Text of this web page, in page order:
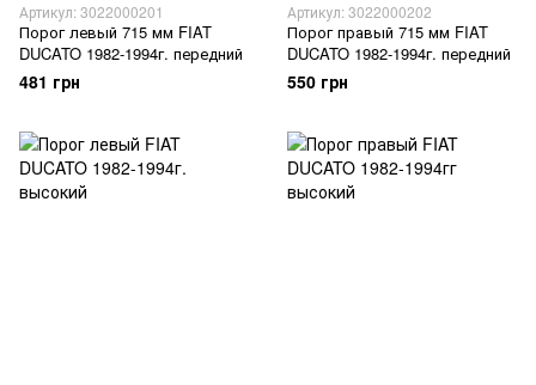
Артикул: 3022000201
Порог левый 715 мм FIAT
DUCATO 1982-1994г. передний
481 грн
Артикул: 3022000202
Порог правый 715 мм FIAT
DUCATO 1982-1994г. передний
550 грн